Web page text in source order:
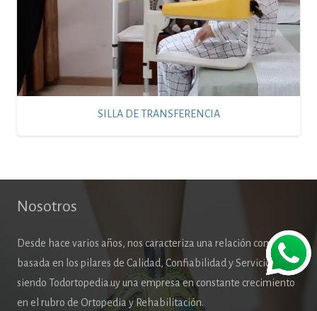
SILLA DE TRANSFERENCIA
Nosotros
Desde hace varios años, nos caracteriza una relación comercial
basada en los pilares de Calidad, Confiabilidad y Servicio,
siendo Todortopedia.uy una empresa en constante crecimiento
en el rubro de Ortopedia y Rehabilitación.